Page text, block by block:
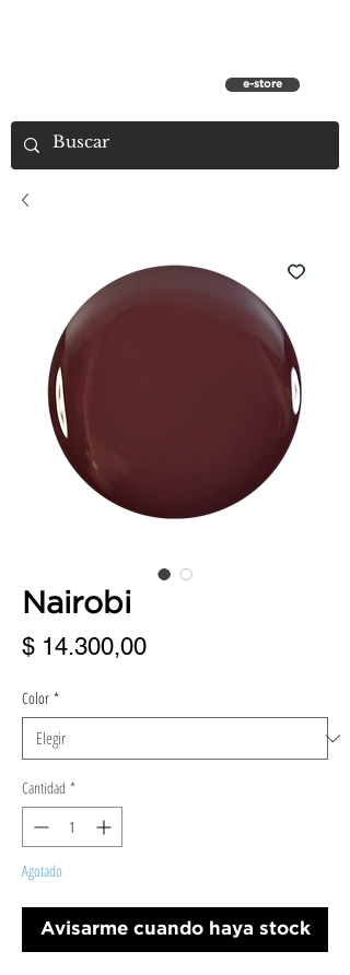
e-store
Nairobi
$ 14.300,00Precio
Color *
Cantidad *
Agotado
Avisarme cuando haya stock